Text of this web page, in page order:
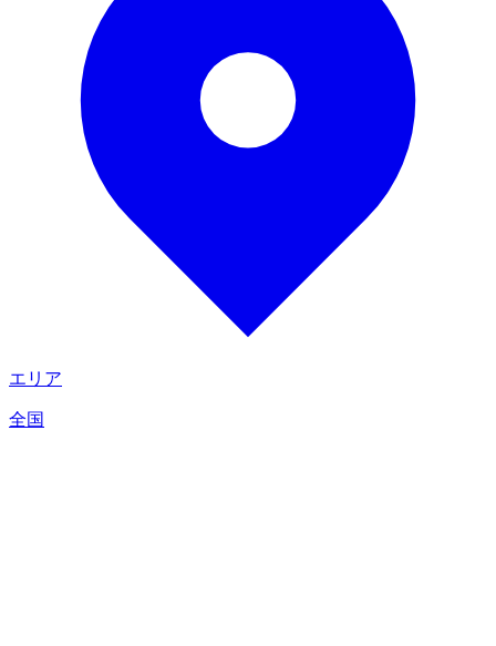
エリア
全国